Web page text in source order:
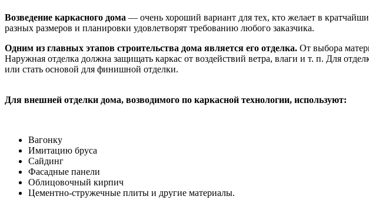
Возведение каркасного дома — очень хороший вариант для тех, кто желает в
разных размеров и планировки удовлетворят требованию любого заказчика.
Одним из главных этапов строительства дома является его отделка. От выбора
Наружная отделка должна защищать каркас от воздействий ветра, влаги и т. п. Для
или стать основой для финишной отделки.
Для внешней отделки дома, возводимого по каркасной технологии, используют:
Вагонку
Имитацию бруса
Сайдинг
Фасадные панели
Облицовочный кирпич
Цементно-стружечные плиты и другие материалы.